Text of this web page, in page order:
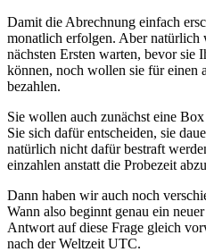
Damit die Abrechnung einfach
monatlich erfolgen. Aber natürlich
nächsten Ersten warten, bevor sie
können, noch wollen sie für einen
bezahlen.
Sie wollen auch zunächst eine
Sie sich dafür entscheiden, sie
natürlich nicht dafür bestraft
einzahlen anstatt die Probezeit
Dann haben wir auch noch
Wann also beginnt genau ein
Antwort auf diese Frage gleich
nach der Weltzeit UTC.